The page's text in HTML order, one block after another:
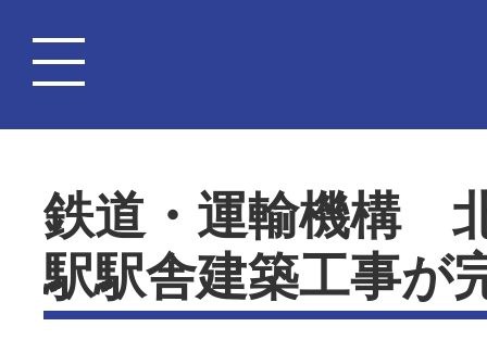
鉄道・運輸機構
駅駅舎建築工事が